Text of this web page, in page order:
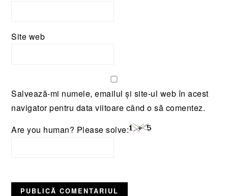
Site web
Salvează-mi numele, emailul și site-ul web în acest
navigator pentru data viitoare când o să comentez.
Are you human? Please solve: